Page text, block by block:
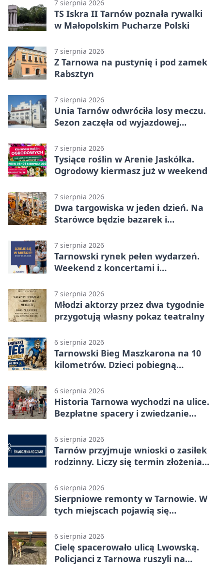
7 sierpnia 2026
TS Iskra II Tarnów poznała rywalki
w Małopolskim Pucharze Polski
7 sierpnia 2026
Z Tarnowa na pustynię i pod zamek
Rabsztyn
7 sierpnia 2026
Unia Tarnów odwróciła losy meczu.
Sezon zaczęła od wyjazdowej
7 sierpnia 2026
Tysiące roślin w Arenie Jaskółka.
Ogrodowy kiermasz już w weekend
7 sierpnia 2026
Dwa targowiska w jeden dzień. Na
Starówce będzie bazarek i
7 sierpnia 2026
Tarnowski rynek pełen wydarzeń.
Weekend z koncertami i
7 sierpnia 2026
Młodzi aktorzy przez dwa tygodnie
przygotują własny pokaz teatralny
6 sierpnia 2026
Tarnowski Bieg Maszkarona na 10
kilometrów. Dzieci pobiegną
6 sierpnia 2026
Historia Tarnowa wychodzi na ulice.
Bezpłatne spacery i zwiedzanie
6 sierpnia 2026
Tarnów przyjmuje wnioski o zasiłek
rodzinny. Liczy się termin złożenia
6 sierpnia 2026
Sierpniowe remonty w Tarnowie. W
tych miejscach pojawią się
6 sierpnia 2026
Cielę spacerowało ulicą Lwowską.
Policjanci z Tarnowa ruszyli na